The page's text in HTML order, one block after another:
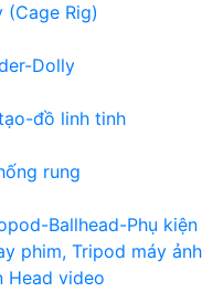
(Cage Rig)
Dolly
đồ linh tinh
rung
Ballhead-Phụ kiện
phim, Tripod máy
Head video